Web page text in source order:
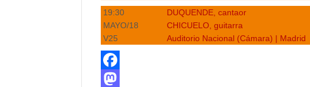
19:30
MAYO/18
V25
DUQUENDE, cantaor
CHICUELO, guitarra
Auditorio Nacional (Cámara) | Madrid
F